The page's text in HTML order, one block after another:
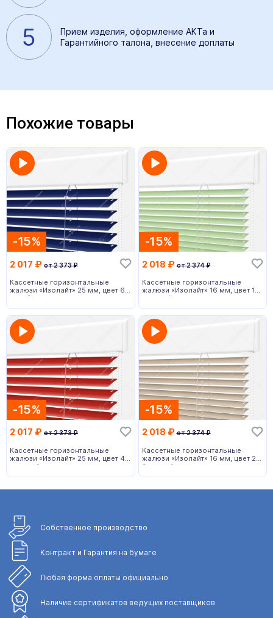
5
Прием изделия, оформление АКТа и
Гарантийного талона, внесение доплаты
Похожие товары
-15%
2 017 ₽ от2 373₽
Кассетные горизонтальные
жалюзи «Изолайт» 25 мм, цвет 67
синий
-15%
2 018 ₽ от2 374₽
Кассетные горизонтальные
жалюзи «Изолайт» 16 мм, цвет 187
зеленый
-15%
2 017 ₽ от2 373₽
Кассетные горизонтальные
жалюзи «Изолайт» 25 мм, цвет 44
красный
-15%
2 018 ₽ от2 374₽
Кассетные горизонтальные
жалюзи «Изолайт» 16 мм, цвет 23
бежевый
Собственное производство
Контракт и Гарантия на бумаге
Любая форма оплаты официально
Наличие сертификатов ведущих поставщиков